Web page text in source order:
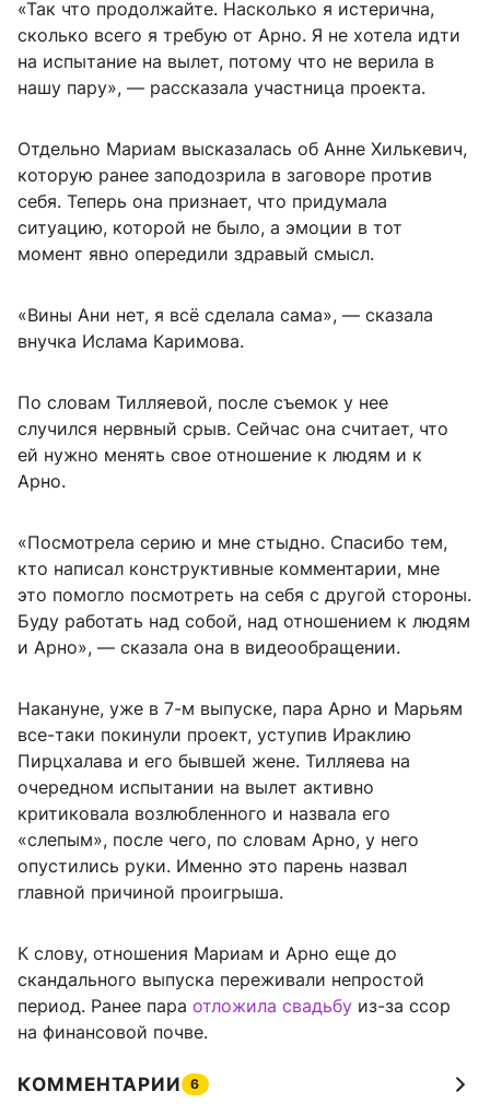
«Так что продолжайте. Насколько я истерична,
сколько всего я требую от Арно. Я не хотела идти
на испытание на вылет, потому что не верила в
нашу пару», — рассказала участница проекта.
Отдельно Мариам высказалась об Анне Хилькевич,
которую ранее заподозрила в заговоре против
себя. Теперь она признает, что придумала
ситуацию, которой не было, а эмоции в тот
момент явно опередили здравый смысл.
«Вины Ани нет, я всё сделала сама», — сказала
внучка Ислама Каримова.
По словам Тилляевой, после съемок у нее
случился нервный срыв. Сейчас она считает, что
ей нужно менять свое отношение к людям и к
Арно.
«Посмотрела серию и мне стыдно. Спасибо тем,
кто написал конструктивные комментарии, мне
это помогло посмотреть на себя с другой стороны.
Буду работать над собой, над отношением к людям
и Арно», — сказала она в видеообращении.
Накануне, уже в 7-м выпуске, пара Арно и Марьям
все-таки покинули проект, уступив Ираклию
Пирцхалава и его бывшей жене. Тилляева на
очередном испытании на вылет активно
критиковала возлюбленного и назвала его
«слепым», после чего, по словам Арно, у него
опустились руки. Именно это парень назвал
главной причиной проигрыша.
К слову, отношения Мариам и Арно еще до
скандального выпуска переживали непростой
период. Ранее пара отложила свадьбу из-за ссор
на финансовой почве.
КОММЕНТАРИИ 6